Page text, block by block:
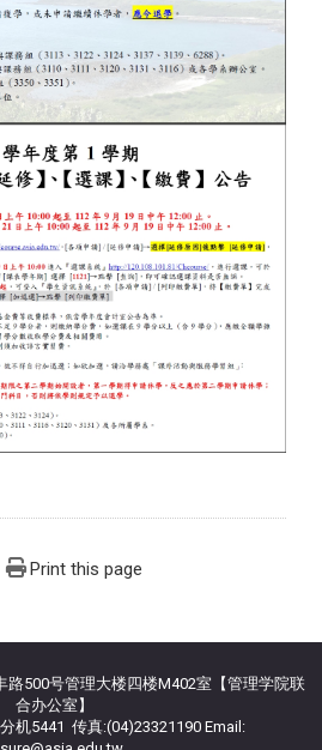
Print this page
路500号管理大楼四楼M402室【管理学院联
合办公室】
机5441 传真:(04)23321190 Email: